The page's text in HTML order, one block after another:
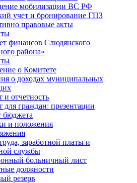
мобилизации ВС РФ
учет и бронирование ГПЗ
правовые акты
финансов Слюдянского
района»
о Комитете
о доходах муниципальных
и отчетность
для граждан: презентации
бюджета
и положения
заработной платы и
службы
больничный лист
должности
резерв